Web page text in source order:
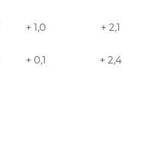
+ 1,0 + 2,1
+ 0,1 + 2,4